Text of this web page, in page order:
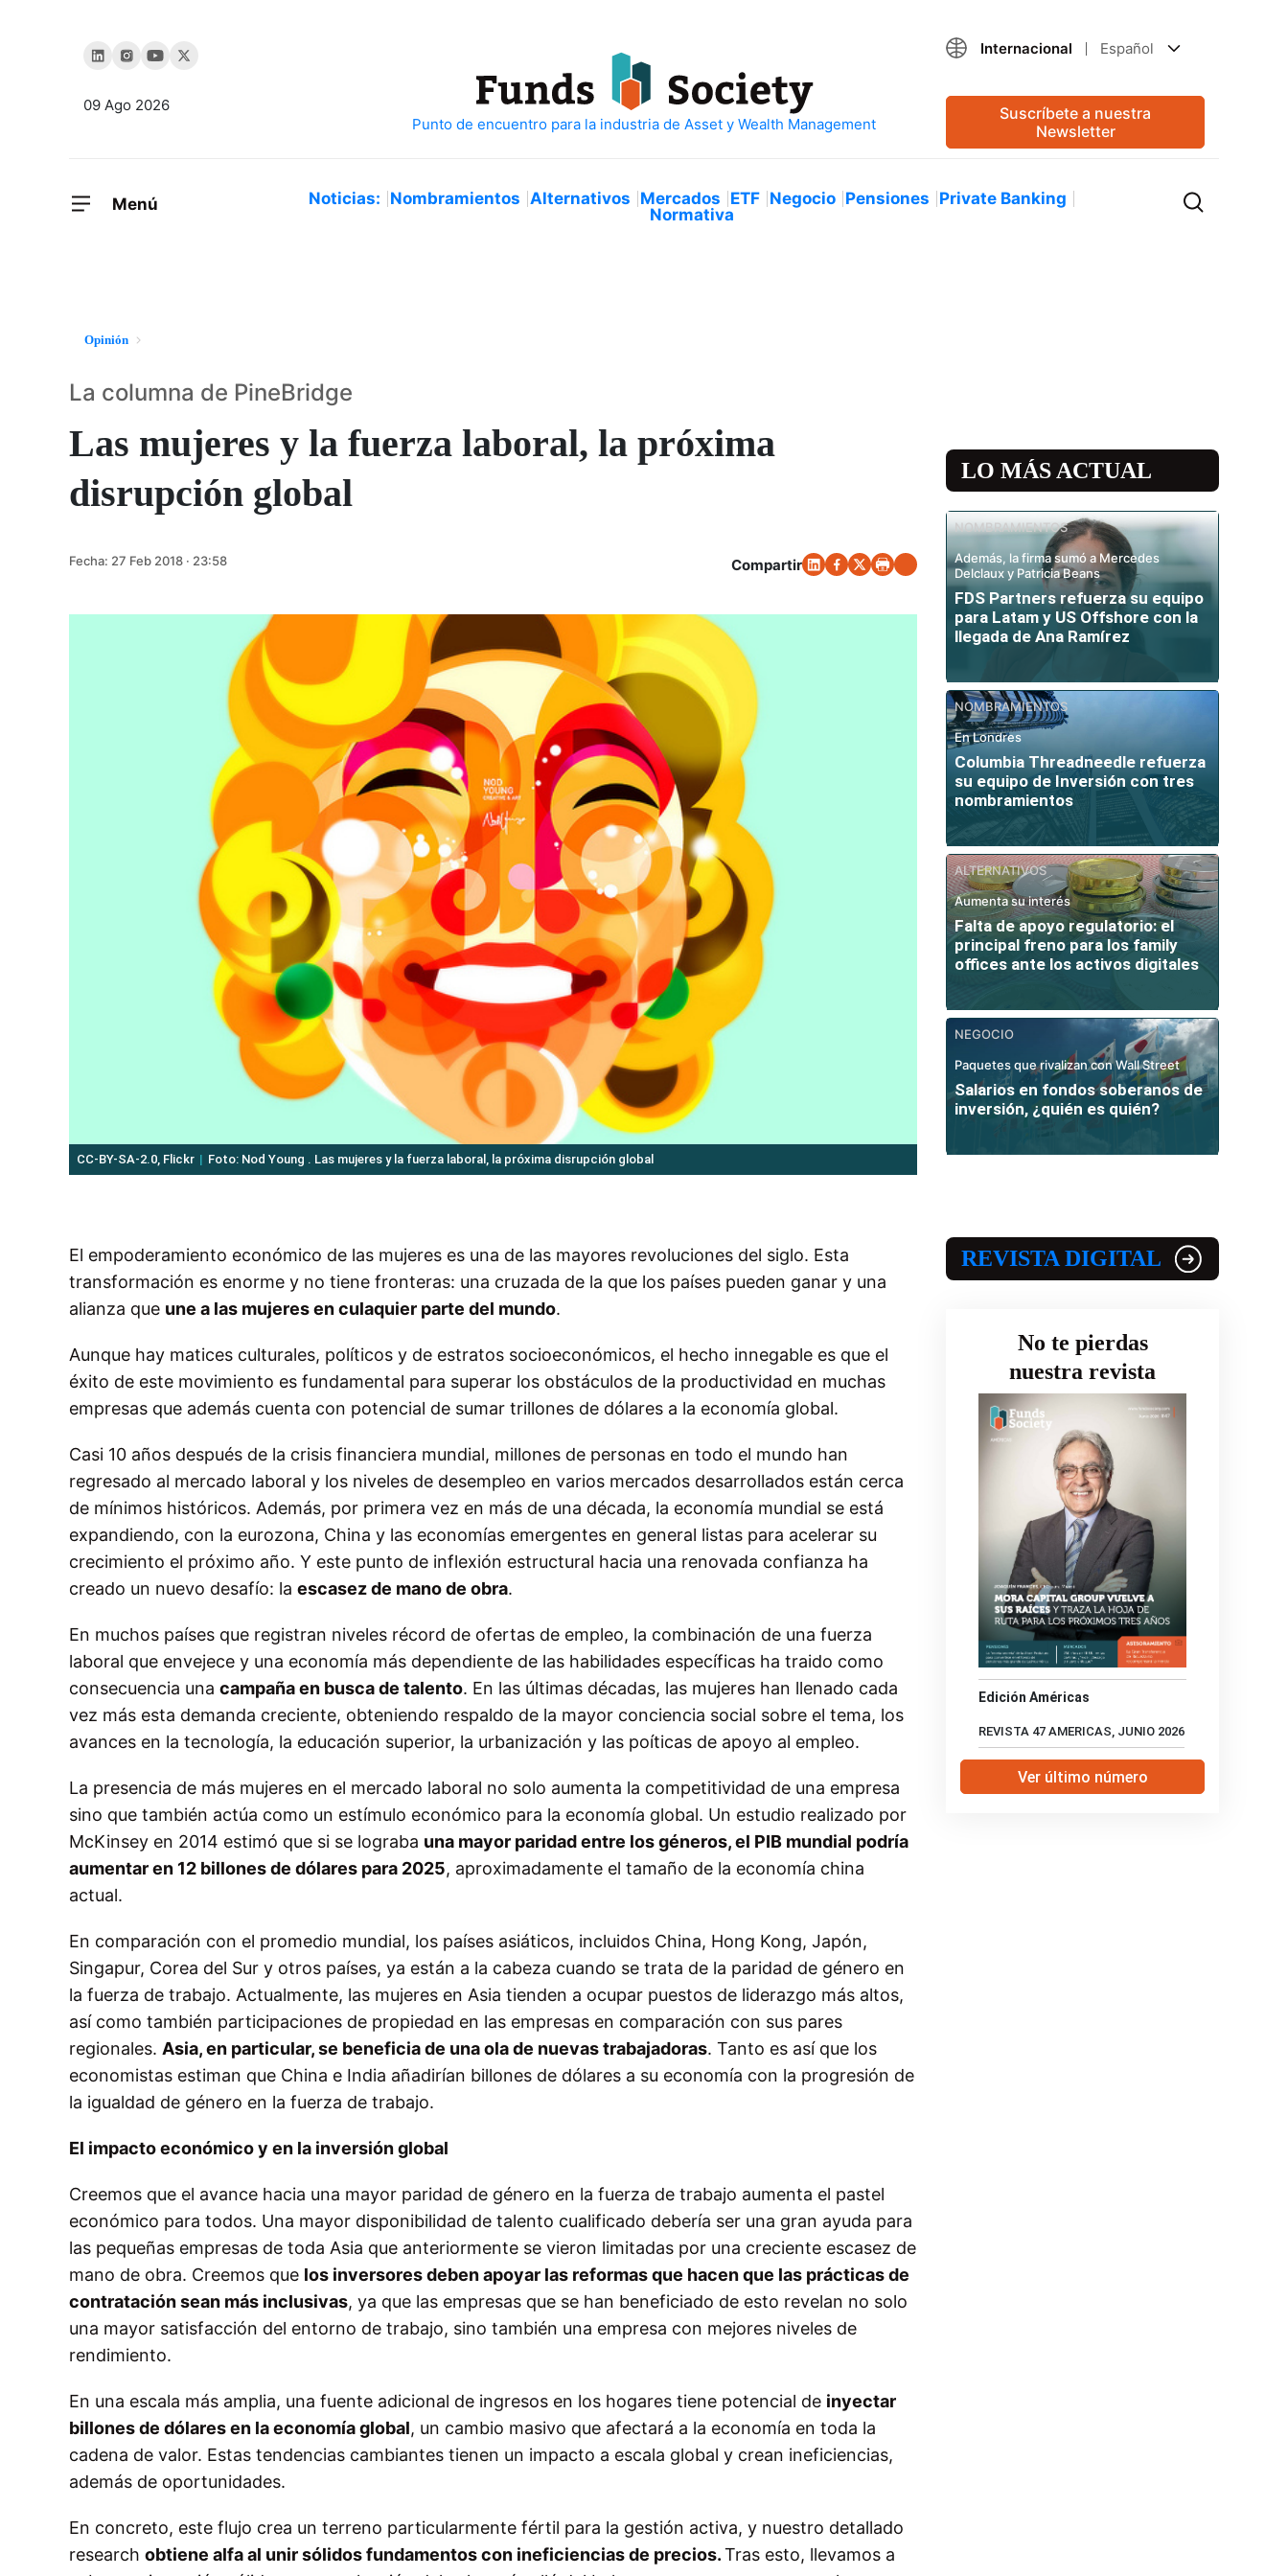
09 Ago 2026
Internacional Español
Suscríbete a nuestra
Newsletter
Menú Noticias: Nombramientos Alternativos Mercados ETF Negocio Pensiones Private Banking
Normativa
Opinión
Las mujeres y la fuerza laboral, la próxima
disrupción global
La columna de PineBridge
Fecha: 27 Feb 2018 · 23:58 Compartir
CC-BY-SA-2.0, Flickr Foto: Nod Young . Las mujeres y la fuerza laboral, la próxima disrupción global
El empoderamiento económico de las mujeres es una de las mayores revoluciones del siglo. Esta
transformación es enorme y no tiene fronteras: una cruzada de la que los países pueden ganar y una
alianza que une a las mujeres en culaquier parte del mundo.
Aunque hay matices culturales, políticos y de estratos socioeconómicos, el hecho innegable es que el
éxito de este movimiento es fundamental para superar los obstáculos de la productividad en muchas
empresas que además cuenta con potencial de sumar trillones de dólares a la economía global.
Casi 10 años después de la crisis financiera mundial, millones de personas en todo el mundo han
regresado al mercado laboral y los niveles de desempleo en varios mercados desarrollados están cerca
de mínimos históricos. Además, por primera vez en más de una década, la economía mundial se está
expandiendo, con la eurozona, China y las economías emergentes en general listas para acelerar su
crecimiento el próximo año. Y este punto de inflexión estructural hacia una renovada confianza ha
creado un nuevo desafío: la escasez de mano de obra.
En muchos países que registran niveles récord de ofertas de empleo, la combinación de una fuerza
laboral que envejece y una economía más dependiente de las habilidades específicas ha traido como
consecuencia una campaña en busca de talento. En las últimas décadas, las mujeres han llenado cada
vez más esta demanda creciente, obteniendo respaldo de la mayor conciencia social sobre el tema, los
avances en la tecnología, la educación superior, la urbanización y las poíticas de apoyo al empleo.
La presencia de más mujeres en el mercado laboral no solo aumenta la competitividad de una empresa
sino que también actúa como un estímulo económico para la economía global. Un estudio realizado por
McKinsey en 2014 estimó que si se lograba una mayor paridad entre los géneros, el PIB mundial podría
aumentar en 12 billones de dólares para 2025, aproximadamente el tamaño de la economía china
actual.
En comparación con el promedio mundial, los países asiáticos, incluidos China, Hong Kong, Japón,
Singapur, Corea del Sur y otros países, ya están a la cabeza cuando se trata de la paridad de género en
la fuerza de trabajo. Actualmente, las mujeres en Asia tienden a ocupar puestos de liderazgo más altos,
así como también participaciones de propiedad en las empresas en comparación con sus pares
regionales. Asia, en particular, se beneficia de una ola de nuevas trabajadoras. Tanto es así que los
economistas estiman que China e India añadirían billones de dólares a su economía con la progresión de
la igualdad de género en la fuerza de trabajo.
El impacto económico y en la inversión global
Creemos que el avance hacia una mayor paridad de género en la fuerza de trabajo aumenta el pastel
económico para todos. Una mayor disponibilidad de talento cualificado debería ser una gran ayuda para
las pequeñas empresas de toda Asia que anteriormente se vieron limitadas por una creciente escasez de
mano de obra. Creemos que los inversores deben apoyar las reformas que hacen que las prácticas de
contratación sean más inclusivas, ya que las empresas que se han beneficiado de esto revelan no solo
una mayor satisfacción del entorno de trabajo, sino también una empresa con mejores niveles de
rendimiento.
En una escala más amplia, una fuente adicional de ingresos en los hogares tiene potencial de inyectar
billones de dólares en la economía global, un cambio masivo que afectará a la economía en toda la
cadena de valor. Estas tendencias cambiantes tienen un impacto a escala global y crean ineficiencias,
además de oportunidades.
En concreto, este flujo crea un terreno particularmente fértil para la gestión activa, y nuestro detallado
research obtiene alfa al unir sólidos fundamentos con ineficiencias de precios.Tras esto, llevamos a
LO MÁS ACTUAL
NOMBRAMIENTOS
Además, la firma sumó a Mercedes
Delclaux y Patricia Beans
FDS Partners refuerza su equipo
para Latam y US Offshore con la
llegada de Ana Ramírez
NOMBRAMIENTOS
En Londres
Columbia Threadneedle refuerza
su equipo de Inversión con tres
nombramientos
ALTERNATIVOS
Aumenta su interés
Falta de apoyo regulatorio: el
principal freno para los family
offices ante los activos digitales
NEGOCIO
Paquetes que rivalizan con Wall Street
Salarios en fondos soberanos de
inversión, ¿quién es quién?
REVISTA DIGITAL
No te pierdas
nuestra revista
Edición Américas
REVISTA 47 AMERICAS, JUNIO 2026
Ver último número